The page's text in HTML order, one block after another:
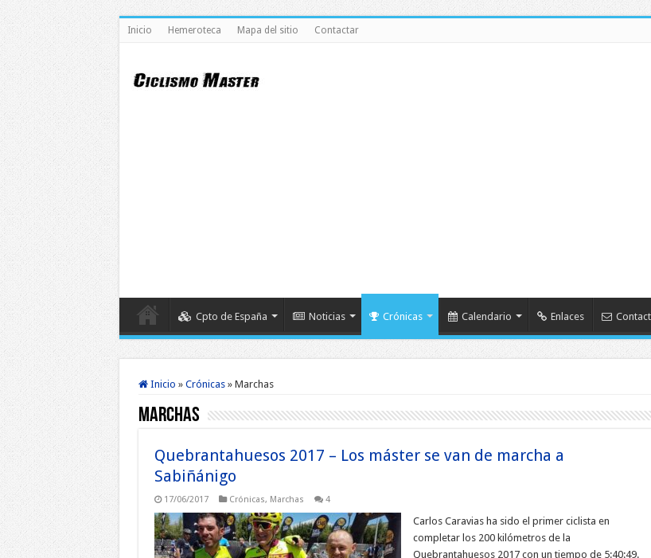
Inicio Hemeroteca Mapa del sitio Contactar
Cpto de España Noticias Crónicas Calendario Enlaces
Inicio » Crónicas » Marchas
Marchas
Quebrantahuesos 2017 – Los máster se van de marcha a
Sabiñánigo
17/06/2017 Crónicas, Marchas 4
Carlos Caravias ha sido el primer ciclista en
completar los 200 kilómetros de la
Quebrantahuesos 2017 con un tiempo de 5:40:49.